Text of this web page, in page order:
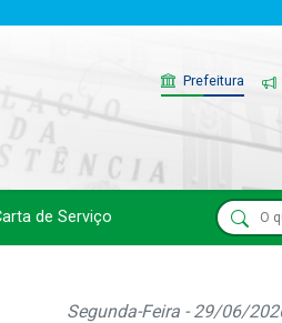
Prefeitura
de Serviço
Segunda-Feira - 29/06/